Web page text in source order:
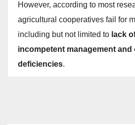
However, according to most
agricultural cooperatives fail for
including but not limited to lack
incompetent management and
deficiencies.